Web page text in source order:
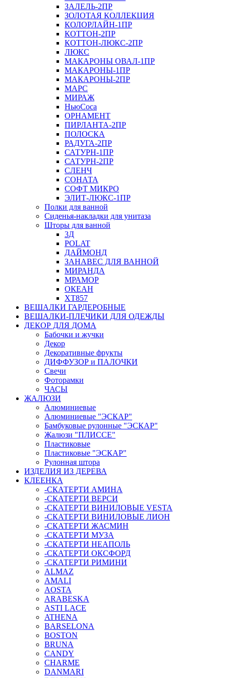
ЗАЛЕЛЬ-2ПР
ЗОЛОТАЯ КОЛЛЕКЦИЯ
КОЛОРЛАЙН-1ПР
КОТТОН-2ПР
КОТТОН-ЛЮКС-2ПР
ЛЮКС
МАКАРОНЫ ОВАЛ-1ПР
МАКАРОНЫ-1ПР
МАКАРОНЫ-2ПР
МАРС
МИРАЖ
НьюСоса
ОРНАМЕНТ
ПИРЛАНТА-2ПР
ПОЛОСКА
РАДУГА-2ПР
САТУРН-1ПР
САТУРН-2ПР
СЛЕНЧ
СОНАТА
СОФТ МИКРО
ЭЛИТ-ЛЮКС-1ПР
Полки для ванной
Сиденья-накладки для унитаза
Шторы для ванной
3Д
POLAT
ДАЙМОНД
ЗАНАВЕС ДЛЯ ВАННОЙ
МИРАНДА
МРАМОР
ОКЕАН
ХТ857
ВЕШАЛКИ ГАРДЕРОБНЫЕ
ВЕШАЛКИ-ПЛЕЧИКИ ДЛЯ ОДЕЖДЫ
ДЕКОР ДЛЯ ДОМА
Бабочки и жучки
Декор
Декоративные фрукты
ДИФФУЗОР и ПАЛОЧКИ
Свечи
Фоторамки
ЧАСЫ
ЖАЛЮЗИ
Алюминиевые
Алюминиевые "ЭСКАР"
Бамбуковые рулонные "ЭСКАР"
Жалюзи "ПЛИССЕ"
Пластиковые
Пластиковые "ЭСКАР"
Рулонная штора
ИЗДЕЛИЯ ИЗ ДЕРЕВА
КЛЕЕНКА
-СКАТЕРТИ АМИНА
-СКАТЕРТИ ВЕРСИ
-СКАТЕРТИ ВИНИЛОВЫЕ VESTA
-СКАТЕРТИ ВИНИЛОВЫЕ ЛИОН
-СКАТЕРТИ ЖАСМИН
-СКАТЕРТИ МУЗА
-СКАТЕРТИ НЕАПОЛЬ
-СКАТЕРТИ ОКСФОРД
-СКАТЕРТИ РИМИНИ
ALMAZ
AMALI
AOSTA
ARABESKA
ASTI LACE
ATHENA
BARSELONA
BOSTON
BRUNA
CANDY
CHARME
DANMARI